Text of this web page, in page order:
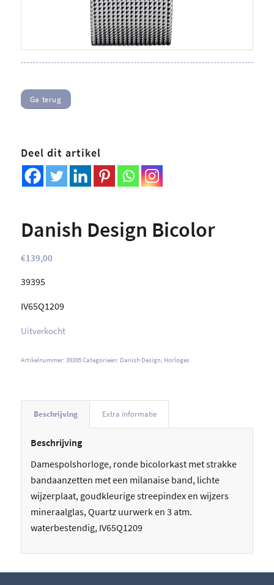
Ga terug
Deel dit artikel
Danish Design Bicolor
€139,00
39395
IV65Q1209
Uitverkocht
Artikelnummer: 39395Categorieën: Danish Design, Horloges
Beschrijving Extra informatie
Beschrijving
Damespolshorloge, ronde bicolorkast met strakke
bandaanzetten met een milanaise band, lichte
wijzerplaat, goudkleurige streepindex en wijzers
mineraalglas, Quartz uurwerk en 3 atm.
waterbestendig, IV65Q1209